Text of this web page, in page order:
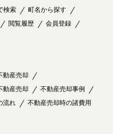
検索
町名から探す
閲覧履歴
会員登録
動産売却
動産売却
不動産売却事例
流れ 不動産売却時の諸費用